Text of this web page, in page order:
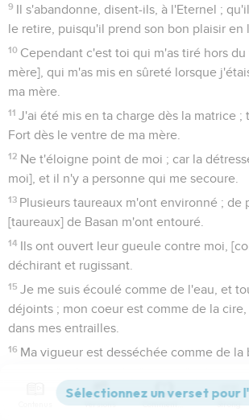
9 Il s'abandonne, disent-ils, à l'Eternel ;
le retire, puisqu'il prend son bon plaisir en
10 Cependant c'est toi qui m'as tiré hors
mère], qui m'as mis en sûreté lorsque
ma mère.
11 J'ai été mis en ta charge dès la matrice ;
Fort dès le ventre de ma mère.
12 Ne t'éloigne point de moi ; car la
moi], et il n'y a personne qui me secoure.
13 Plusieurs taureaux m'ont environné ; de
[taureaux] de Basan m'ont entouré.
14 Ils ont ouvert leur gueule contre moi,
déchirant et rugissant.
15 Je me suis écoulé comme de l'eau, et
déjoints ; mon coeur est comme de la
dans mes entrailles.
16 Ma vigueur est desséchée comme de la
Versions Commentaires Strong